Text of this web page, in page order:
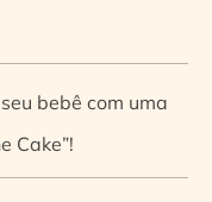
bebê com uma
Cake”!